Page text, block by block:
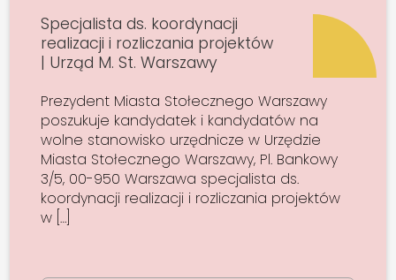
Specjalista ds. koordynacji
realizacji i rozliczania projektów
| Urząd M. St. Warszawy
Prezydent Miasta Stołecznego Warszawy
poszukuje kandydatek i kandydatów na
wolne stanowisko urzędnicze w Urzędzie
Miasta Stołecznego Warszawy, Pl. Bankowy
3/5, 00-950 Warszawa specjalista ds.
koordynacji realizacji i rozliczania projektów
w […]